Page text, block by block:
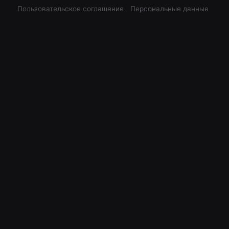
Пользовательское соглашение Персональные данные